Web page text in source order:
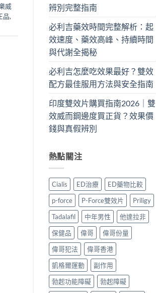
威
品,
辨別完整指南
必利吉藥效時間完整解析：起
效速度、藥效高峰、持續時間
與代謝全揭秘
必利吉怎麼吃效果最好？雙效
配方最佳服用方法與安全指南
印度雙效片購買指南2026｜雙
效威而鋼邊度買正貨？效果價
錢與真假辨別
熱點關注
Cialis ED治療
ED藥物比較
p-force
P-Force雙效片
Priligy
Tadalafil
中年男性
他達拉非
保健品
偉哥
偉哥份量
偉哥犯法
偉哥香港
凱格爾運動
副作用
勃起功能障礙
勃起障礙